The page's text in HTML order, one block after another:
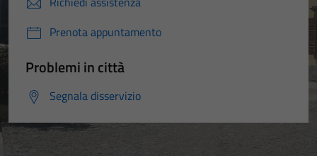
Prenota appuntamento
Problemi in città
Segnala disservizio